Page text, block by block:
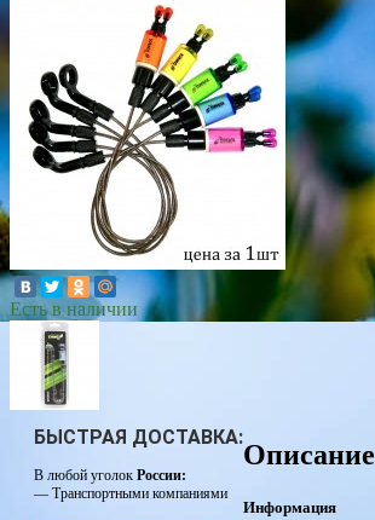
Есть в наличии
БЫСТРАЯ ДОСТАВКА:
В любой уголок России:
— Транспортными компаниями
Описание
Информация